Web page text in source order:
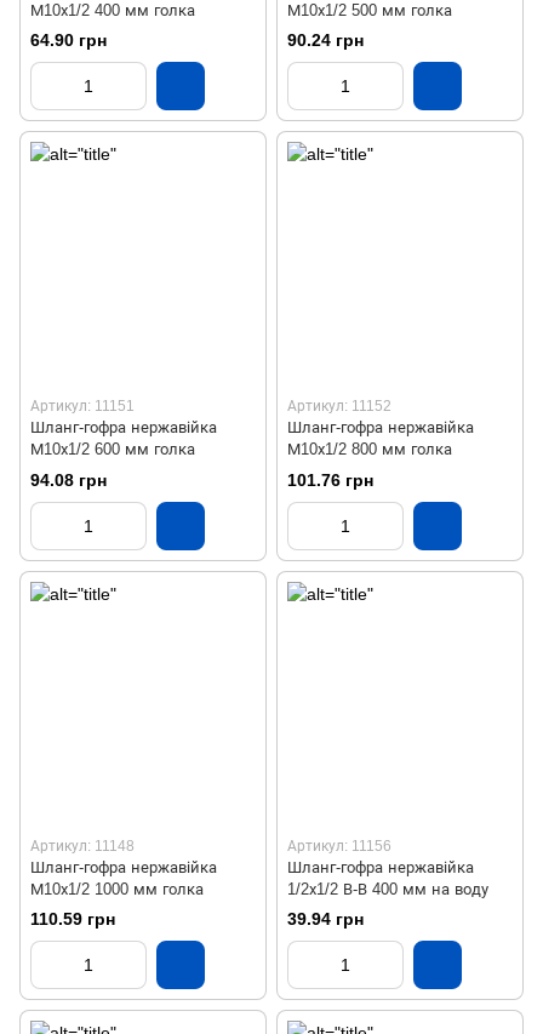
М10х1/2 400 мм голка
64.90 грн
М10х1/2 500 мм голка
90.24 грн
Артикул: 11151
Шланг-гофра нержавійка
М10х1/2 600 мм голка
94.08 грн
Артикул: 11152
Шланг-гофра нержавійка
М10х1/2 800 мм голка
101.76 грн
Артикул: 11148
Шланг-гофра нержавійка
М10х1/2 1000 мм голка
110.59 грн
Артикул: 11156
Шланг-гофра нержавійка
1/2х1/2 В-В 400 мм на воду
39.94 грн